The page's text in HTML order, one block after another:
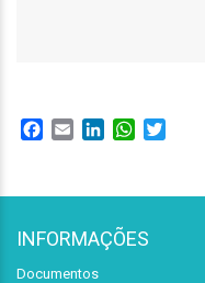
Facebook
Email LinkedInWhatsApp
INFORMAÇÕES
Documentos